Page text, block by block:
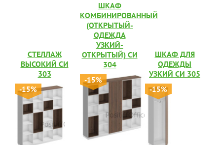
СТЕЛЛАЖ
ВЫСОКИЙ СИ
303
-15%
ШКАФ
КОМБИНИРОВАННЫЙ
(ОТКРЫТЫЙ-
ОДЕЖДА
УЗКИЙ-
ОТКРЫТЫЙ) СИ
304
-15%
ШКАФ ДЛЯ
ОДЕЖДЫ
УЗКИЙ СИ 305
-15%